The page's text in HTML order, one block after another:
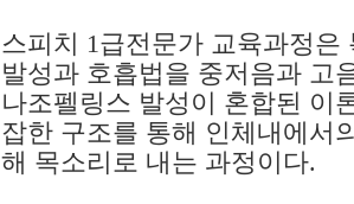
스피치 1급전문가 교육과정
발성과 호흡법을 중저음과 고
나조펠링스 발성이 혼합된 이
잡한 구조를 통해 인체내에서
해 목소리로 내는 과정이다.